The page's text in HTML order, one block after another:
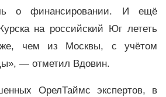
о финансировании. И ещё
на российский Юг лететь
чем из Москвы, с учётом
— отметил Вдовин.
ОрелТаймс экспертов, в